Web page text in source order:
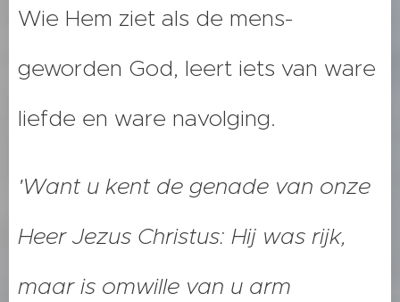
Wie Hem ziet als de mens-
geworden God, leert iets van ware
liefde en ware navolging.
'Want u kent de genade van onze
Heer Jezus Christus: Hij was rijk,
maar is omwille van u arm